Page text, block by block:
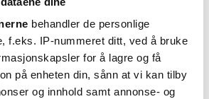
behandler de personlige
f.eks. IP-nummeret ditt, ved å bruke
for å lagre og få
på enheten din, sånn at vi kan tilby
og innhold samt annonse- og